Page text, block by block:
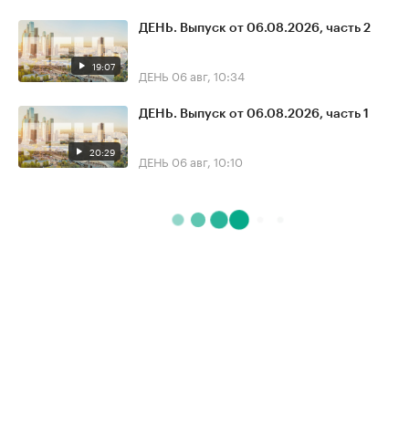
19:07
ДЕНЬ. Выпуск от 06.08.2026, часть 2
ДЕНЬ 06 авг, 10:34
20:29
ДЕНЬ. Выпуск от 06.08.2026, часть 1
ДЕНЬ 06 авг, 10:10